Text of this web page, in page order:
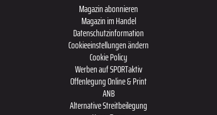
Magazin abonnieren
Magazin im Handel
Datenschutzinformation
Cookieeinstellungen ändern
Cookie Policy
Werben auf SPORTaktiv
Offenlegung Online & Print
ANB
Alternative Streitbeilegung